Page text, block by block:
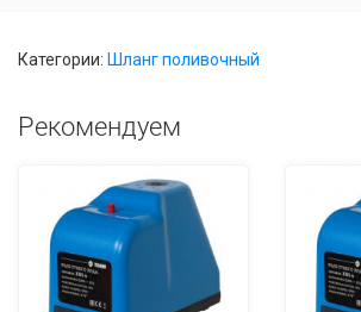
Категории: Шланг поливочный
Рекомендуем